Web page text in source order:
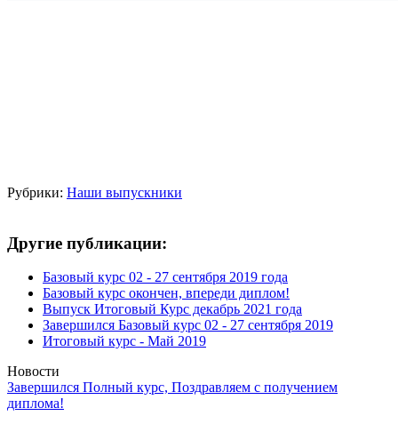
Рубрики: Наши выпускники
Другие публикации:
Базовый курс 02 - 27 сентября 2019 года
Базовый курс окончен, впереди диплом!
Выпуск Итоговый Курс декабрь 2021 года
Завершился Базовый курс 02 - 27 сентября 2019
Итоговый курс - Май 2019
Новости
Завершился Полный курс, Поздравляем с получением
диплома!